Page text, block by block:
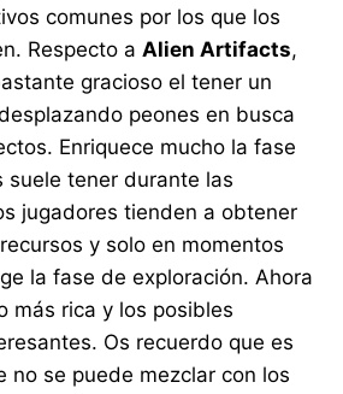
comunes por los que los
Respecto aAlien Artifacts,
gracioso el tener un
peones en busca
Enriquece mucho la fase
suele tener durante las
jugadores tienden a obtener
y solo en momentos
la fase de exploración. Ahora
más rica y los posibles
Os recuerdo que es
no se puede mezclar con los